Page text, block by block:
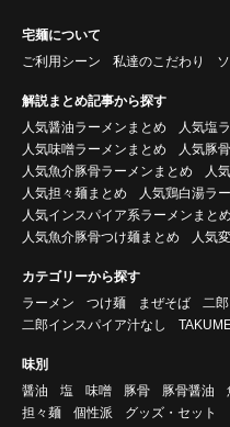
宅麺について
ご利用シーン
私達のこだわり
解説まとめ記事から探す
人気醤油ラーメンまとめ
人気塩
人気味噌ラーメンまとめ
人気豚
人気魚介豚骨ラーメンまとめ
人
人気担々麺まとめ
人気鶏白湯ラ
人気インスパイア系ラーメンまとめ
人気魚介豚骨つけ麺まとめ
人気
カテゴリーから探す
ラーメン
つけ麺 まぜそば
二
二郎インスパイア汁なし
味別
醤油
塩 味噌 豚骨 豚骨醤油
担々麺
個性派 グッズ・セット